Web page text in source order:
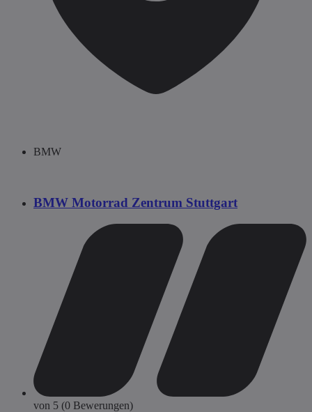
BMW
BMW Motorrad Zentrum Stuttgart
von 5 (0 Bewerungen)